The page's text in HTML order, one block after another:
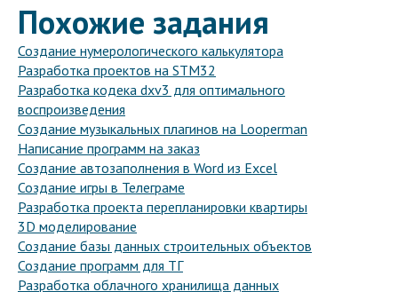
Похожие задания
Создание нумерологического калькулятора
Разработка проектов на STM32
Разработка кодека dxv3 для оптимального
воспроизведения
Создание музыкальных плагинов на Looperman
Написание программ на заказ
Создание автозаполнения в Word из Excel
Создание игры в Телеграме
Разработка проекта перепланировки квартиры
3D моделирование
Создание базы данных строительных объектов
Создание программ для ТГ
Разработка облачного хранилища данных